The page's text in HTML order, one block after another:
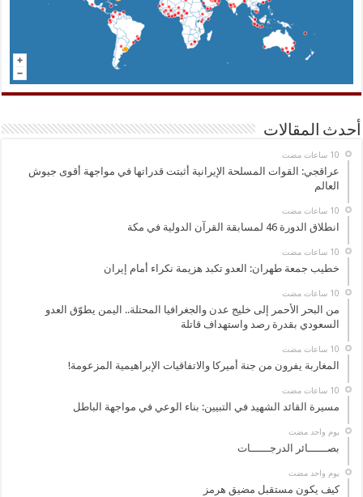
أحدث المقالات
عراقجي: القوات المسلحة الإيرانية أثبتت قدراتها في مواجهة أقوى جيوش
العالم
انطلاق الدورة 46 لمسابقة القرآن الدولية في مكة
خطيب جمعة طهران: العدو تكبد هزيمة نكراء أمام إيران
من البحر الأحمر إلى خليج عدن والجغرافيا المحتلة.. اليمن يطوّق العدو
السعودي بقدرة رصد واستهداف قاتلة
المغاربة يفرون من جنة أميركا والاتفاقيات الإبراهيمية المزعومة!
مسيرة القائد الشهيد في التبيين: بناء الوعي في مواجهة الباطل
‏يوم واحد مضت
بصــــــائر الدرجــــــات
‏يوم واحد مضت
كيف يكون مستقبل مضيق هرمز